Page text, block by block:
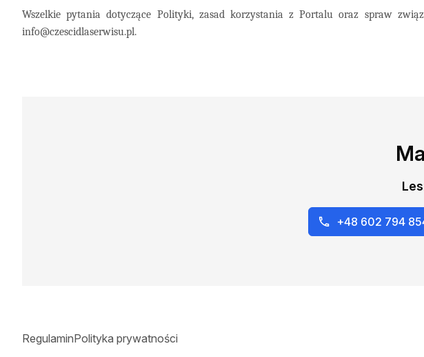
Wszelkie pytania dotyczące Polityki, zasad korzystania z Portalu oraz spraw
info@czescidlaserwisu.pl.
+48 602 794
RegulaminPolityka prywatności